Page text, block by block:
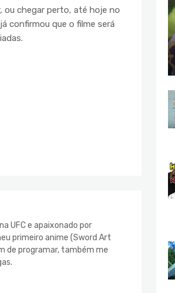
ou chegar perto, até hoje no
confirmou que o filme será
UFC e apaixonado por
primeiro anime (Sword Art
de programar, também me